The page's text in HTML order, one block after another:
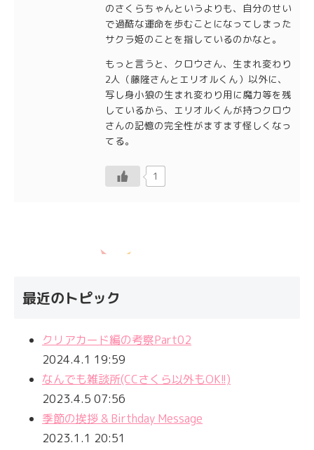
のさくらちゃんというよりも、自分のせい
で過酷な運命を歩むことになってしまった
サクラ姫のことを指しているのかなと。
もっと言うと、クロウさん、生まれ変わり
2人（藤隆さんとエリオルくん）以外に、
写し身小狼の生まれ変わり用に魔力等を残
しているから、エリオルくんが持つクロウ
さんの記憶の完全性がますます怪しくなっ
てる。
1
最近のトピック
クリアカード編の考察Part02
2024.4.1 19:59
なんでも雑談所(CCさくら以外もOK!!)
2023.4.5 07:56
季節の挨拶 & Birthday Message
2023.1.1 20:51